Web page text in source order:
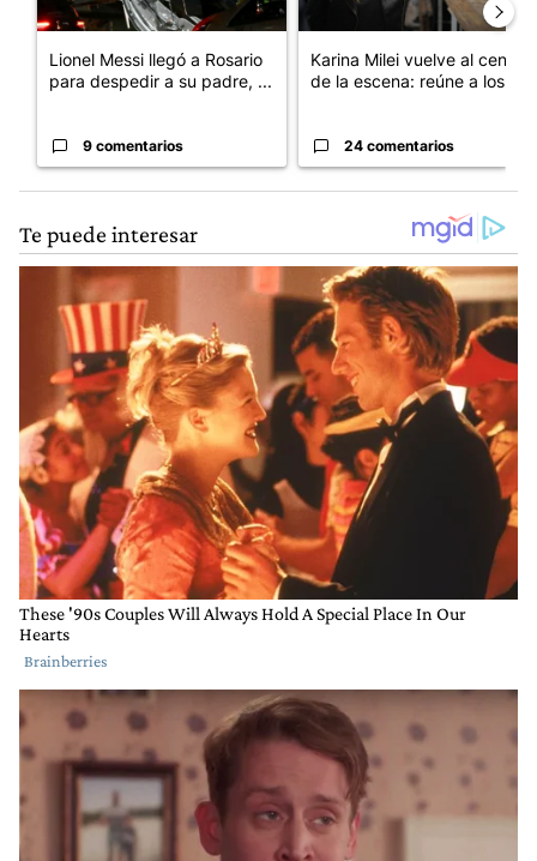
Lionel Messi llegó a Rosario
para despedir a su padre, ...
9 comentarios
Karina Milei vuelve al centro
de la escena: reúne a los...
24 comentarios